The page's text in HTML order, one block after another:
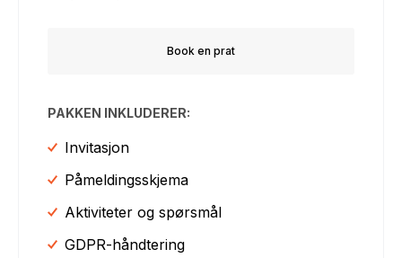
Book en prat
PAKKEN INKLUDERER:
Invitasjon
Påmeldingsskjema
Aktiviteter og spørsmål
GDPR-håndtering